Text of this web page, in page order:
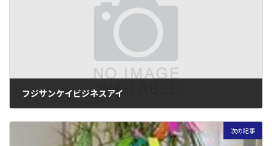
フジサンケイビジネスアイ
次の記事